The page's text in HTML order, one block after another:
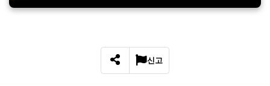
SNS 공유
신고